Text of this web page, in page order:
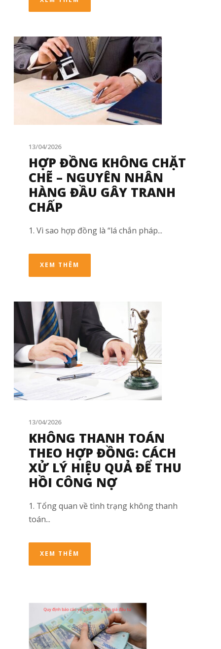
13/04/2026
HỢP ĐỒNG KHÔNG CHẶT
CHẼ – NGUYÊN NHÂN
HÀNG ĐẦU GÂY TRANH
CHẤP
1. Vì sao hợp đồng là “lá chắn pháp...
XEM THÊM
13/04/2026
KHÔNG THANH TOÁN
THEO HỢP ĐỒNG: CÁCH
XỬ LÝ HIỆU QUẢ ĐỂ THU
HỒI CÔNG NỢ
1. Tổng quan về tình trạng không thanh
toán...
XEM THÊM